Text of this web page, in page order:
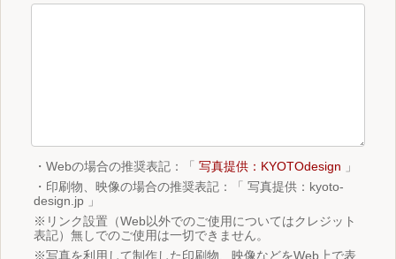
・Webの場合の推奨表記：「 写真提供：KYOTOdesign 」
・印刷物、映像の場合の推奨表記：「 写真提供：kyoto-
design.jp 」
※リンク設置（Web以外でのご使用についてはクレジット
表記）無しでのご使用は一切できません。
※写真を利用して制作した印刷物、映像などをWeb上で表